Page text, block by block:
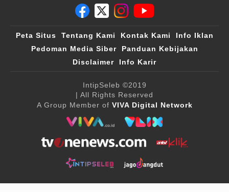
Peta Situs Tentang Kami Kontak Kami
Info Iklan
Pedoman Media Siber
Panduan Kebijakan
Disclaimer
Info Karir
IntipSeleb ©2019
| All Rights Reserved
A Group Member of VIVA Digital Network